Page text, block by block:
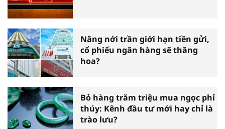
Nâng nới trần giới hạn tiền gửi,
cổ phiếu ngân hàng sẽ thăng
hoa?
Bỏ hàng trăm triệu mua ngọc phỉ
thúy: Kênh đầu tư mới hay chỉ là
trào lưu?